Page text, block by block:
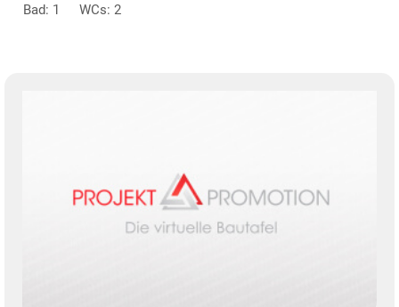
Bad: 1 WCs: 2